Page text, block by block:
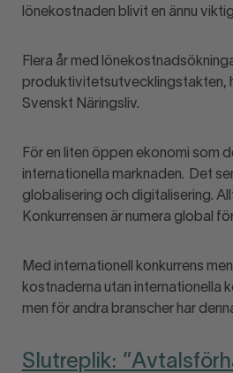
lönekostnaden blivit en ännu
Flera år med
produktivitets­utvecklingstakten,
Svenskt Näringsliv.
För en liten öppen ekonomi som
internationella marknaden. Det
globalisering och digitalisering.
Konkurrensen är numera global
Med internationell konkurrens
kostnaderna utan internationella
men för andra branscher har
Slutreplik: